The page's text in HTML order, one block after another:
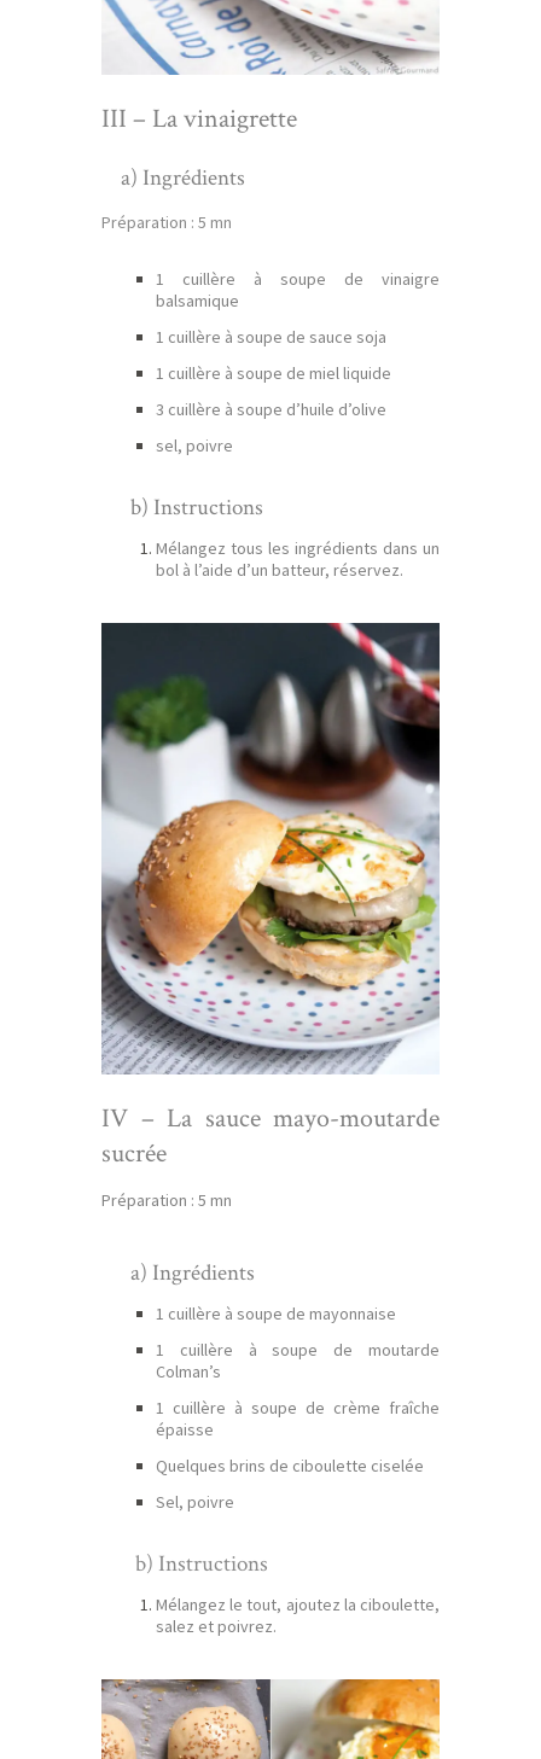
III – La vinaigrette
a) Ingrédients
Préparation : 5 mn
1 cuillère à soupe de vinaigre
balsamique
1 cuillère à soupe de sauce soja
1 cuillère à soupe de miel liquide
3 cuillère à soupe d’huile d’olive
sel, poivre
b) Instructions
Mélangez tous les ingrédients dans un
bol à l’aide d’un batteur, réservez.
IV – La sauce mayo-moutarde
sucrée
Préparation : 5 mn
a) Ingrédients
1 cuillère à soupe de mayonnaise
1 cuillère à soupe de moutarde
Colman’s
1 cuillère à soupe de crème fraîche
épaisse
Quelques brins de ciboulette ciselée
Sel, poivre
b) Instructions
Mélangez le tout, ajoutez la ciboulette,
salez et poivrez.